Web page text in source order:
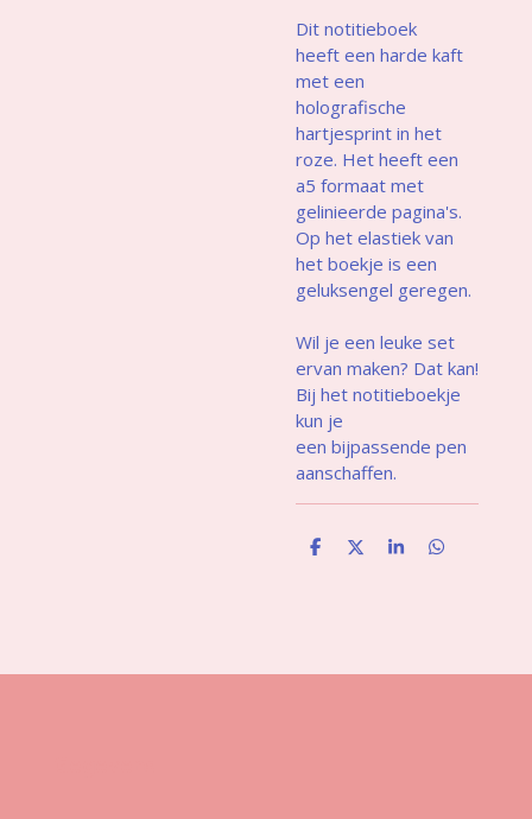
Dit notitieboek
heeft een harde kaft
met een
holografische
hartjesprint in het
roze. Het heeft een
a5 formaat met
gelinieerde pagina's.
Op het elastiek van
het boekje is een
geluksengel geregen.
Wil je een leuke set
ervan maken? Dat kan!
Bij het notitieboekje
kun je
een bijpassende pen
aanschaffen.
D
D
S
D